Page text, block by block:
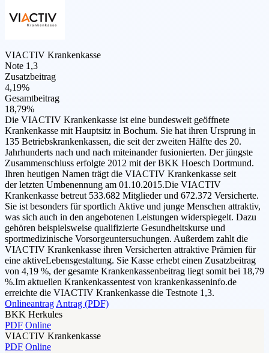
VIACTIV Krankenkasse
Note 1,3
Zusatzbeitrag
4,19%
Gesamtbeitrag
18,79%
Die VIACTIV Krankenkasse ist eine bundesweit geöffnete
Krankenkasse mit Hauptsitz in Bochum. Sie hat ihren Ursprung in
135 Betriebskrankenkassen, die seit der zweiten Hälfte des 20.
Jahrhunderts nach und nach miteinander fusionierten. Der jüngste
Zusammenschluss erfolgte 2012 mit der BKK Hoesch Dortmund.
Ihren heutigen Namen trägt die VIACTIV Krankenkasse seit
der letzten Umbenennung am 01.10.2015.Die VIACTIV
Krankenkasse betreut 533.682 Mitglieder und 672.372 Versicherte.
Sie ist besonders für sportlich Aktive und junge Menschen attraktiv,
was sich auch in den angebotenen Leistungen widerspiegelt. Dazu
gehören beispielsweise qualifizierte Gesundheitskurse und
sportmedizinische Vorsorgeuntersuchungen. Außerdem zahlt die
VIACTIV Krankenkasse ihren Versicherten attraktive Prämien für
eine aktiveLebensgestaltung. Sie Kasse erhebt einen Zusatzbeitrag
von 4,19 %, der gesamte Krankenkassenbeitrag liegt somit bei 18,79
%.Im aktuellen Krankenkassentest von krankenkasseninfo.de
erreichte die VIACTIV Krankenkasse die Testnote 1,3.
Onlineantrag Antrag (PDF)
BKK Herkules
PDF Online
VIACTIV Krankenkasse
PDF Online